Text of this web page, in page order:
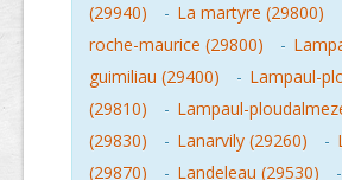
(29940)
- La martyre (29800)
roche-maurice (29800)
-
guimiliau (29400)
- Lampaul-
(29810)
- Lampaul-
(29830)
- Lanarvily (29260) -
(29870)
- Landeleau (29530)
-